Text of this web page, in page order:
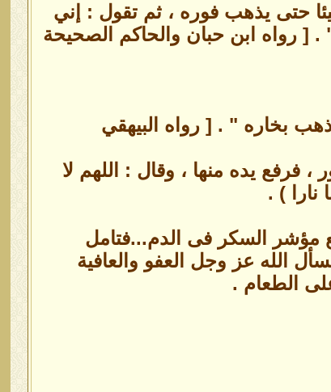
حتى يذهب فوره ، ثم تقول : إني
رواه ابن حبان والحاكم الصحيحة
بخاره " . [ رواه البيهقي
يده منها ، وقال : اللهم لا
نارا ) .
مؤشر السكر فى الدم...فتامل
الله عز وجل العفو والعافية
الطعام .